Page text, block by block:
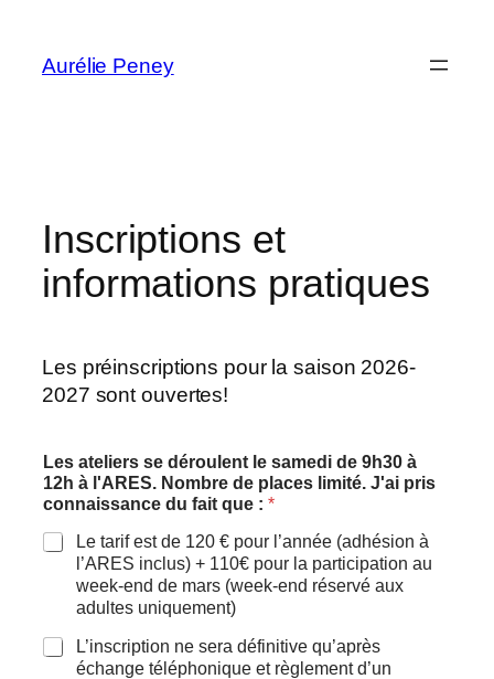
contenu
Aurélie Peney
Inscriptions et
informations pratiques
Les préinscriptions pour la saison 2026-
2027 sont ouvertes!
Les ateliers se déroulent le samedi de 9h30 à
12h à l'ARES. Nombre de places limité. J'ai pris
connaissance du fait que : *
Le tarif est de 120 € pour l’année (adhésion à
l’ARES inclus) + 110€ pour la participation au
week-end de mars (week-end réservé aux
adultes uniquement)
L’inscription ne sera définitive qu’après
échange téléphonique et règlement d’un